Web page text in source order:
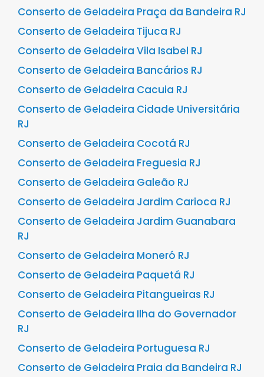
Conserto de Geladeira Praça da Bandeira RJ
Conserto de Geladeira Tijuca RJ
Conserto de Geladeira Vila Isabel RJ
Conserto de Geladeira Bancários RJ
Conserto de Geladeira Cacuia RJ
Conserto de Geladeira Cidade Universitária
RJ
Conserto de Geladeira Cocotá RJ
Conserto de Geladeira Freguesia RJ
Conserto de Geladeira Galeão RJ
Conserto de Geladeira Jardim Carioca RJ
Conserto de Geladeira Jardim Guanabara
RJ
Conserto de Geladeira Moneró RJ
Conserto de Geladeira Paquetá RJ
Conserto de Geladeira Pitangueiras RJ
Conserto de Geladeira Ilha do Governador
RJ
Conserto de Geladeira Portuguesa RJ
Conserto de Geladeira Praia da Bandeira RJ